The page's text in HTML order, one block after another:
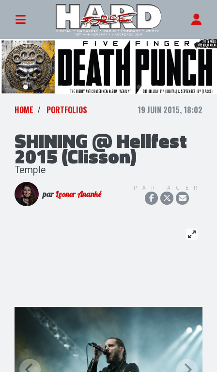
HOME PORTFOLIOS 19 JUIN 2015, 18:02
SHINING @ Hellfest
2015 (Clisson)
Temple
parLeonor Ananké
PARTAGER